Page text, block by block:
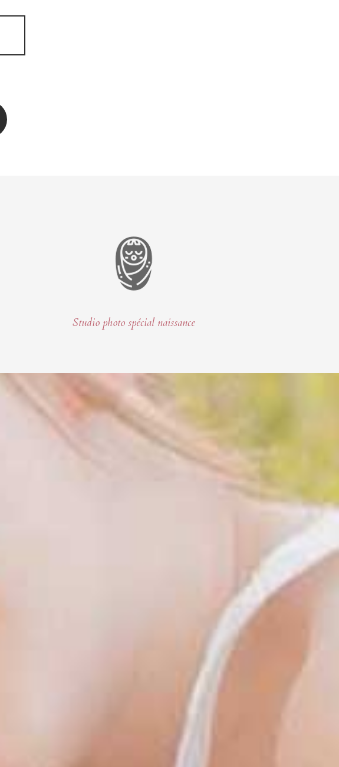
Studio photo spécial naissance